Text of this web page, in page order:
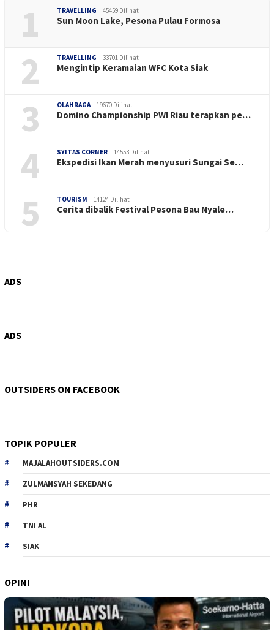
1 TRAVELLING 45459 Dilihat
Sun Moon Lake, Pesona Pulau Formosa
2 TRAVELLING 33701 Dilihat
Mengintip Keramaian WFC Kota Siak
3 OLAHRAGA 19670 Dilihat
Domino Championship PWI Riau terapkan pe…
4 SYITAS CORNER 14553 Dilihat
Ekspedisi Ikan Merah menyusuri Sungai Se…
5 TOURISM 14124 Dilihat
Cerita dibalik Festival Pesona Bau Nyale…
ADS
ADS
OUTSIDERS ON FACEBOOK
TOPIK POPULER
MAJALAHOUTSIDERS.COM
ZULMANSYAH SEKEDANG
PHR
TNI AL
SIAK
OPINI